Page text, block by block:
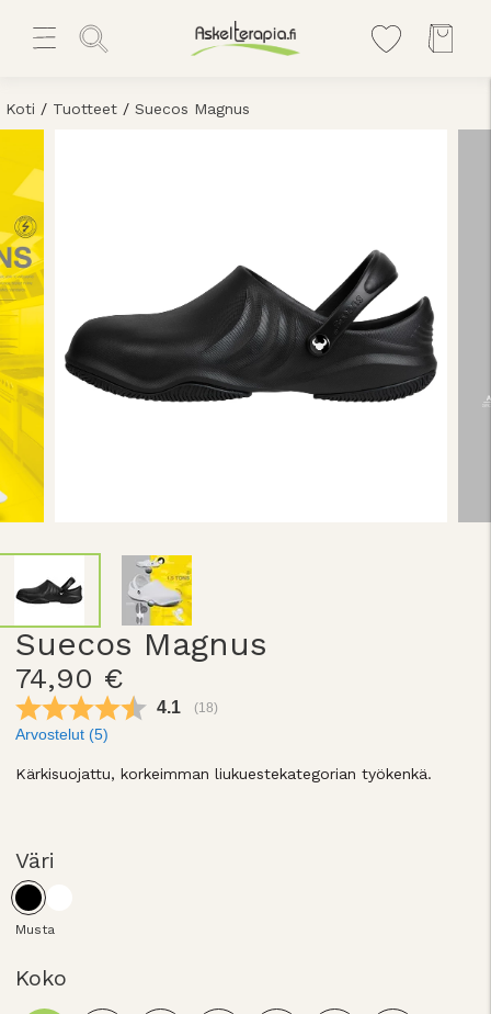
Koti / Tuotteet / Suecos Magnus
Suecos Magnus
74,90 €
Keskimääräinen luokitus:
4.1 (äänet:
18)
Arvostelut (5)
Kärkisuojattu, korkeimman liukuestekategorian työkenkä.
Väri
Musta
Koko